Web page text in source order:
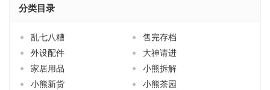
分类目录
乱七八糟
售完存档
外设配件
大神请进
家居用品
小熊拆解
小熊新货
小熊茶园